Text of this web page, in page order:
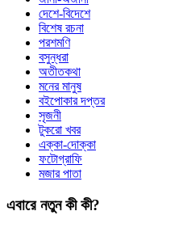
দেশে-বিদেশে
বিশেষ রচনা
পরশমণি
বসুন্ধরা
অতীতকথা
মনের মানুষ
বইপোকার দপ্তর
সৃজনী
টুকরো খবর
এক্কা-দোক্কা
ফটোগ্রাফি
মজার পাতা
এবারে নতুন কী কী?